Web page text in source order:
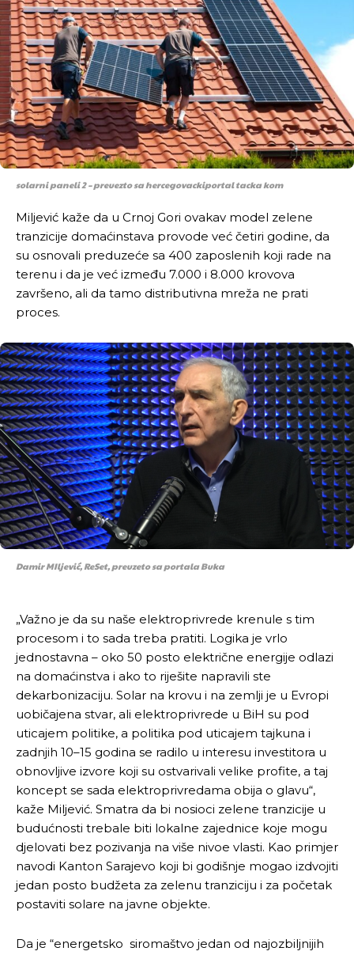
solarni paneli 2 – preuezto sa hercegovackiportal tacka kom
Miljević kaže da u Crnoj Gori ovakav model zelene
tranzicije domaćinstava provode već četiri godine, da
su osnovali preduzeće sa 400 zaposlenih koji rade na
terenu i da je već između 7.000 i 8.000 krovova
završeno, ali da tamo distributivna mreža ne prati
proces.
Damir MIljević, ReSet, preuzeto sa portala Buka
„Važno je da su naše elektroprivrede krenule s tim
procesom i to sada treba pratiti. Logika je vrlo
jednostavna – oko 50 posto električne energije odlazi
na domaćinstva i ako to riješite napravili ste
dekarbonizaciju. Solar na krovu i na zemlji je u Evropi
uobičajena stvar, ali elektroprivrede u BiH su pod
uticajem politike, a politika pod uticajem tajkuna i
zadnjih 10–15 godina se radilo u interesu investitora u
obnovljive izvore koji su ostvarivali velike profite, a taj
koncept se sada elektroprivredama obija o glavu“,
kaže Miljević. Smatra da bi nosioci zelene tranzicije u
budućnosti trebale biti lokalne zajednice koje mogu
djelovati bez pozivanja na više nivoe vlasti. Kao primjer
navodi Kanton Sarajevo koji bi godišnje mogao izdvojiti
jedan posto budžeta za zelenu tranziciju i za početak
postaviti solare na javne objekte.
Da je “energetsko siromaštvo jedan od najozbiljnijih